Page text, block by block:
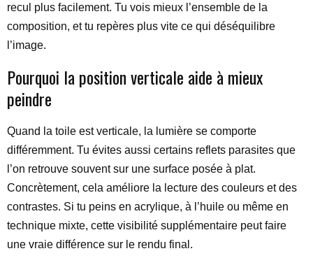
recul plus facilement. Tu vois mieux l’ensemble de la
composition, et tu repères plus vite ce qui déséquilibre
l’image.
Pourquoi la position verticale aide à mieux
peindre
Quand la toile est verticale, la lumière se comporte
différemment. Tu évites aussi certains reflets parasites que
l’on retrouve souvent sur une surface posée à plat.
Concrètement, cela améliore la lecture des couleurs et des
contrastes. Si tu peins en acrylique, à l’huile ou même en
technique mixte, cette visibilité supplémentaire peut faire
une vraie différence sur le rendu final.